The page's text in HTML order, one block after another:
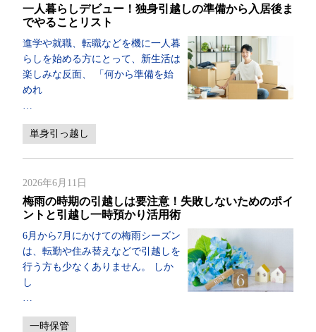
一人暮らしデビュー！独身引越しの準備から入居後ま
でやることリスト
進学や就職、転職などを機に一人暮
らしを始める方にとって、新生活は
楽しみな反面、 「何から準備を始
めれ
単身引っ越し
2026年6月11日
梅雨の時期の引越しは要注意！失敗しないためのポイ
ントと引越し一時預かり活用術
6月から7月にかけての梅雨シーズン
は、転勤や住み替えなどで引越しを
行う方も少なくありません。 しか
し
一時保管